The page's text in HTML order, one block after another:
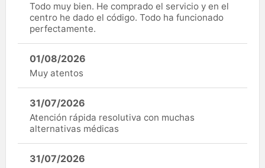
Todo muy bien. He comprado el servicio y en el
centro he dado el código. Todo ha funcionado
perfectamente.
01/08/2026
Muy atentos
31/07/2026
Atención rápida resolutiva con muchas
alternativas médicas
31/07/2026